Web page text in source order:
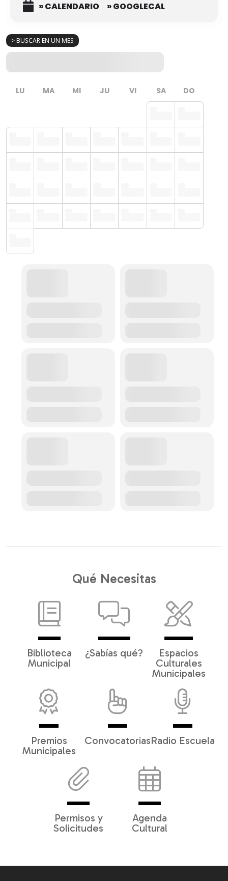
> BUSCAR EN UN MES
LU MA MI JU VI SA DO
» CALENDARIO » GOOGLECAL
Qué Necesitas
Biblioteca
Municipal
¿Sabías qué?
Espacios
Culturales
Municipales
Premios
Municipales
ConvocatoriasRadio Escuela
Permisos y
Solicitudes
Agenda
Cultural